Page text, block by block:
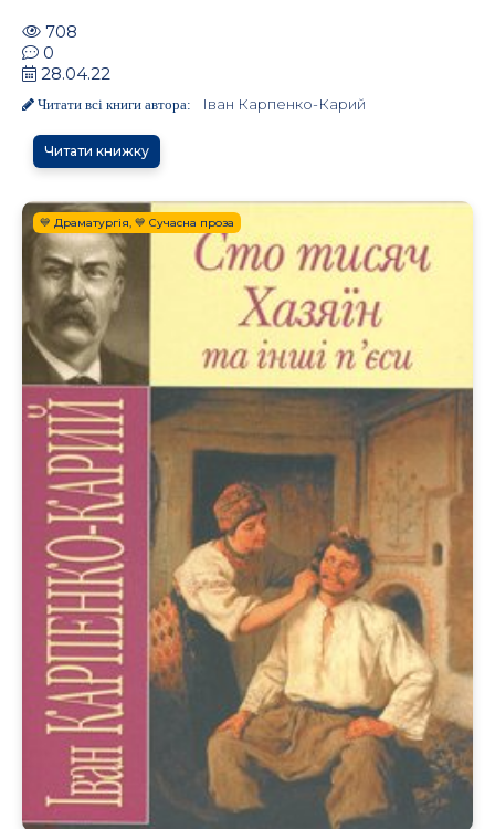
708
0
28.04.22
Читати всі книги автора: Іван Карпенко-Карий
Читати книжку
💙 Драматургія, 💙 Сучасна проза